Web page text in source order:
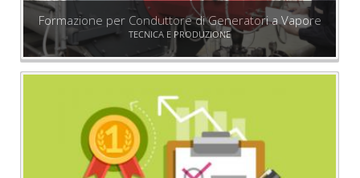
Formazione per Conduttore di Generatori a Vapore
TECNICA E PRODUZIONE